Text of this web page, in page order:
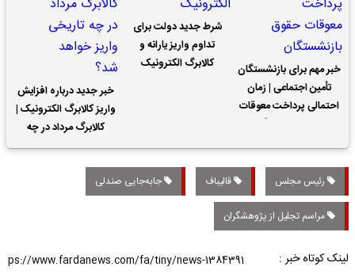
خبر مهم برای بازنشستگان
تأمین اجتماعی | زمان
احتمالی پرداخت معوقات
شرط جدید دولت برای
تداوم واریز یارانه و
کالابرگ الکترونیک
خبر جدید درباره افزایش
واریز کالابرگ الکترونیک |
کالابرگ مرداد در چه
تاریخی واریز خواهد شد؟
رئیس مجلس قالیباف جابه‌جایی صندلی
مراسم تجلیل از پژوهشگران
لینک کوتاه خبر :